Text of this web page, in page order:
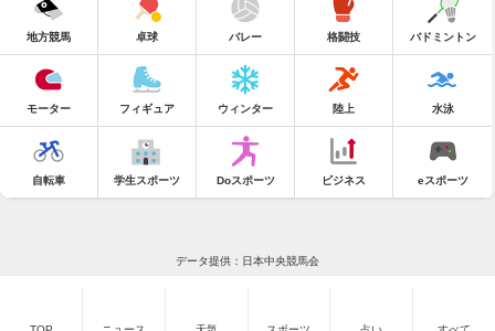
地方競馬 卓球 バレー 格闘技 バドミントン
モーター フィギュア ウィンター 陸上 水泳
自転車 学生スポーツ Doスポーツ ビジネス eスポーツ
データ提供：日本中央競馬会